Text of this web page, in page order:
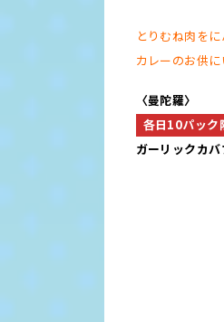
とりむね肉を
カレーのお供
〈曼陀羅〉
各日10パック
ガーリックカ